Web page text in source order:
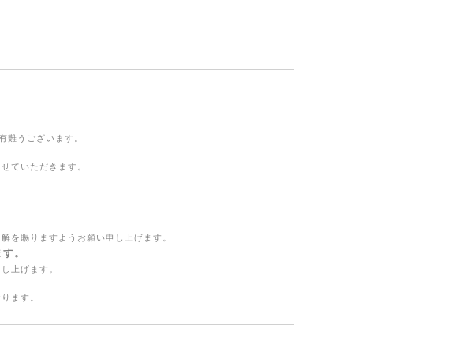
難うございます。
ていただきます。
を賜りますようお願い申し上げます。
。
上げます。
ます。